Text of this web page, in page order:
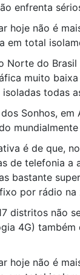
enfrenta
hoje não é
em total
Norte do
muito
isoladas todas
Sonhos,
é de que,
de telefonia a
bastante
por rádio na
distritos não
4G) também
hoje não é